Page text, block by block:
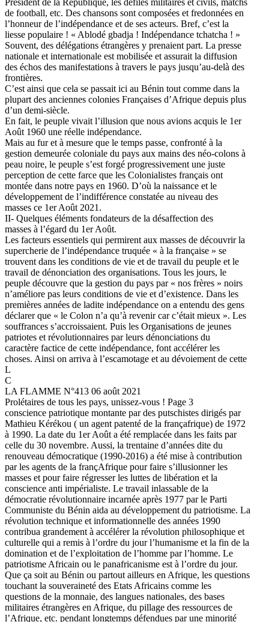
Président de la République, les défilés militaires et civils, matchs
de football, etc. Des chansons sont composées et fredonnées en
l’honneur de l’indépendance et de ses acteurs. Bref, c’est la
liesse populaire ! « Ablodé gbadja ! Indépendance tchatcha ! »
Souvent, des délégations étrangères y prenaient part. La presse
nationale et internationale est mobilisée et assurait la diffusion
des échos des manifestations à travers le pays jusqu’au-delà des
frontières.
C’est ainsi que cela se passait ici au Bénin tout comme dans la
plupart des anciennes colonies Françaises d’Afrique depuis plus
d’un demi-siècle.
En fait, le peuple vivait l’illusion que nous avions acquis le 1er
Août 1960 une réelle indépendance.
Mais au fur et à mesure que le temps passe, confronté à la
gestion demeurée coloniale du pays aux mains des néo-colons à
peau noire, le peuple s’est forgé progressivement une juste
perception de cette farce que les Colonialistes français ont
montée dans notre pays en 1960. D’où la naissance et le
développement de l’indifférence constatée au niveau des
masses ce 1er Août 2021.
II- Quelques éléments fondateurs de la désaffection des
masses à l’égard du 1er Août.
Les facteurs essentiels qui permirent aux masses de découvrir la
supercherie de l’indépendance truquée « à la française » se
trouvent dans les conditions de vie et de travail du peuple et le
travail de dénonciation des organisations. Tous les jours, le
peuple découvre que la gestion du pays par « nos frères » noirs
n’améliore pas leurs conditions de vie et d’existence. Dans les
premières années de ladite indépendance on a entendu des gens
déclarer que « le Colon n’a qu’à revenir car c’était mieux ». Les
souffrances s’accroissaient. Puis les Organisations de jeunes
patriotes et révolutionnaires par leurs dénonciations du
caractère factice de cette indépendance, font accélérer les
choses. Ainsi on arriva à l’escamotage et au dévoiement de cette
L
C
LA FLAMME N°413 06 août 2021
Prolétaires de tous les pays, unissez-vous ! Page 3
conscience patriotique montante par des putschistes dirigés par
Mathieu Kérékou ( un agent patenté de la françafrique) de 1972
à 1990. La date du 1er Août a été remplacée dans les faits par
celle du 30 novembre. Aussi, la trentaine d’années dite du
renouveau démocratique (1990-2016) a été mise à contribution
par les agents de la françAfrique pour faire s’illusionner les
masses et pour faire régresser les luttes de libération et la
conscience anti impérialiste. Le travail inlassable de la
démocratie révolutionnaire incarnée après 1977 par le Parti
Communiste du Bénin aida au développement du patriotisme. La
révolution technique et informationnelle des années 1990
contribua grandement à accélérer la révolution philosophique et
culturelle qui a remis à l’ordre du jour l’humanisme et la fin de la
domination et de l’exploitation de l’homme par l’homme. Le
patriotisme Africain ou le panafricanisme est à l’ordre du jour.
Que ça soit au Bénin ou partout ailleurs en Afrique, les questions
touchant la souveraineté des Etats Africains comme les
questions de la monnaie, des langues nationales, des bases
militaires étrangères en Afrique, du pillage des ressources de
l’Afrique, etc. pendant longtemps défendues par une minorité